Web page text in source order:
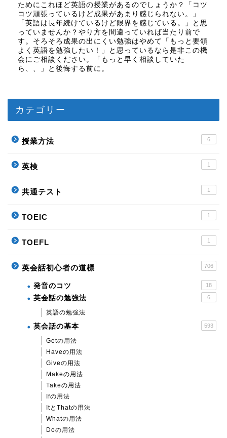
ためにこれほど英語の授業があるのでしょうか？「コツ
コツ頑張っているけど成果があまり感じられない。」
「英語は長年続けているけど限界を感じている。」と思
っていませんか？やり方を間違っていれば当たり前で
す。そろそろ成果の出にくい勉強はやめて「もっと要領
よく英語を勉強したい！」と思っているなら是非この機
会にご相談ください。「もっと早く相談していた
ら、、」と後悔する前に。
カテゴリー
授業方法 6
英検 1
共通テスト 1
TOEIC 1
TOEFL 1
英会話初心者の道標 706
発音のコツ 18
英会話の勉強法 6
英語の勉強法
英会話の基本 593
Getの用法
Haveの用法
Giveの用法
Makeの用法
Takeの用法
Ifの用法
ItとThatの用法
Whatの用法
Doの用法